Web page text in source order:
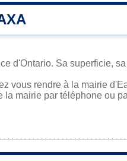
d'Ontario. Sa superficie,
vous rendre à la mairie
mairie par téléphone ou